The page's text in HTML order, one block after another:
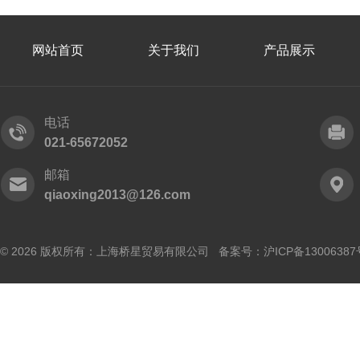
网站首页 关于我们 产品展示
电话
021-65672052
邮箱
qiaoxing2013@126.com
© 2026 版权所有：上海桥星贸易有限公司 备案号： 沪ICP备13006387